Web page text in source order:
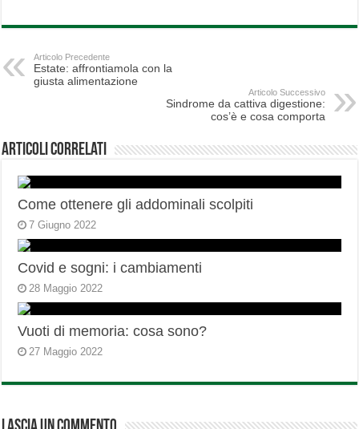
Articolo Precedente
Estate: affrontiamola con la
giusta alimentazione
Articolo Successivo
Sindrome da cattiva digestione:
cos’è e cosa comporta
Articoli correlati
Come ottenere gli addominali scolpiti
7 Giugno 2022
Covid e sogni: i cambiamenti
28 Maggio 2022
Vuoti di memoria: cosa sono?
27 Maggio 2022